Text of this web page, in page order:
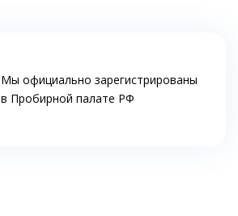
Мы официально зарегистрированы
в Пробирной палате РФ